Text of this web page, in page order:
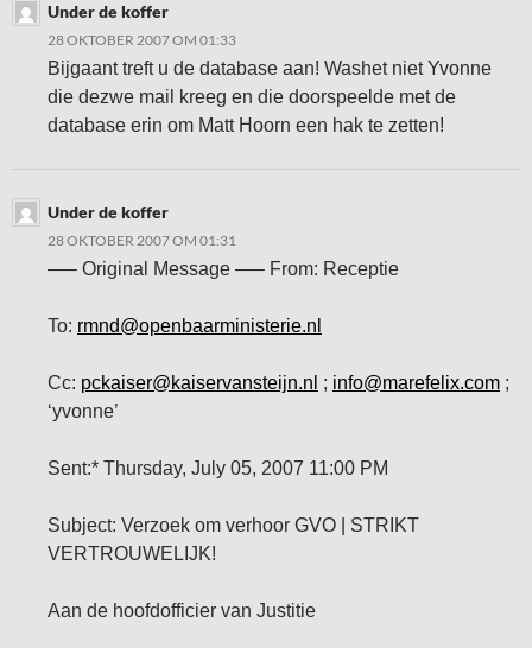
Under de koffer
28 OKTOBER 2007 OM 01:33
Bijgaant treft u de database aan! Washet niet Yvonne
die dezwe mail kreeg en die doorspeelde met de
database erin om Matt Hoorn een hak te zetten!
Under de koffer
28 OKTOBER 2007 OM 01:31
—– Original Message —– From: Receptie
To: rmnd@openbaarministerie.nl
Cc: pckaiser@kaiservansteijn.nl ; info@marefelix.com ;
‘yvonne’
Sent:* Thursday, July 05, 2007 11:00 PM
Subject: Verzoek om verhoor GVO | STRIKT
VERTROUWELIJK!
Aan de hoofdofficier van Justitie